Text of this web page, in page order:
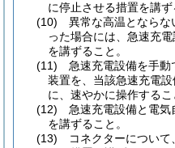
に停止させる措置を講ず
(10)
異常な高温とならな
った場合には、急速充
を講ずること。
(11)
急速充電設備を手動
装置を、当該急速充電
に、速やかに操作するこ
(12)
急速充電設備と電
を講ずること。
(13)
コネクターについ